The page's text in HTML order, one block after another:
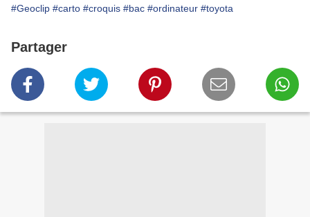
#Geoclip #carto #croquis #bac #ordinateur #toyota
Partager